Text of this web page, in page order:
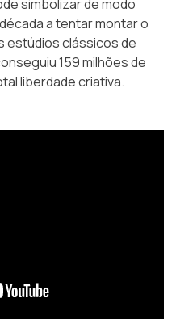
simbolizar de modo
a tentar montar o
estúdios clássicos de
159 milhões de
liberdade criativa.